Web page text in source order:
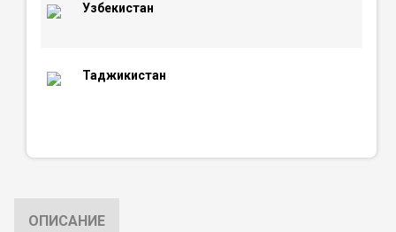
Узбекистан
Таджикистан
ОПИСАНИЕ